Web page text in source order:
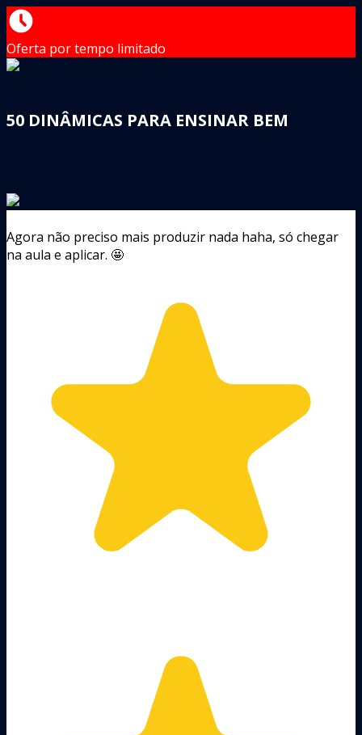
Oferta por tempo limitado
50 DINÂMICAS PARA ENSINAR BEM
Agora não preciso mais produzir nada haha, só chegar
na aula e aplicar. 🤩